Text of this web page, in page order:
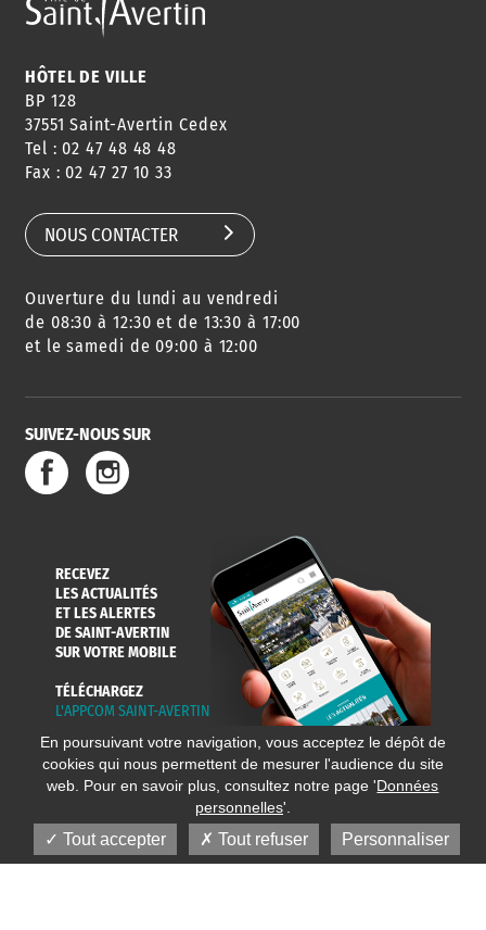
ANNUAIRE
HORAIRES
CONSEILS
DE QUARTIER
AGENDA
DES SORTIES
URBANISME
SERVICE
DE L'EAU
HÔTEL DE VILLE
BP 128
37551 Saint-Avertin Cedex
Tel : 02 47 48 48 48
Fax : 02 47 27 10 33
NOUS CONTACTER
Ouverture du lundi au vendredi
de 08:30 à 12:30 et de 13:30 à 17:00
et le samedi de 09:00 à 12:00
SUIVEZ-NOUS SUR
RECEVEZ
LES ACTUALITÉS
ET LES ALERTES
DE SAINT-AVERTIN
SUR VOTRE MOBILE
TÉLÉCHARGEZ
L'APPCOM SAINT-AVERTIN
En poursuivant votre navigation, vous acceptez le dépôt de
cookies qui nous permettent de mesurer l'audience du site
web. Pour en savoir plus, consultez notre page 'Données
personnelles'.
Tout accepter Tout refuser Personnaliser